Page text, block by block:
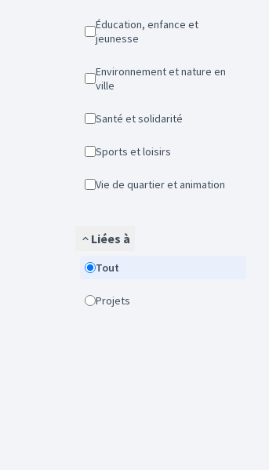
Éducation, enfance et
jeunesse
Environnement et nature en
ville
Santé et solidarité
Sports et loisirs
Vie de quartier et animation
Liées à
Tout
Projets